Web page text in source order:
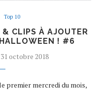
Top 10
CLIPS À AJOUTER
! #6
31 octobre 2018
premier mercredi du mois,